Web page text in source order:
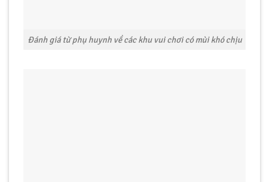
Đánh giá từ phụ huynh về các khu vui chơi có mùi khó chịu